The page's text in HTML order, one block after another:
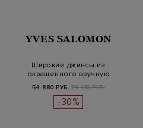
YVES SALOMON
Широкие джинсы из
окрашенного вручную
хлопкового деним…
54 880 РУБ. 78 400 РУБ.
-30%